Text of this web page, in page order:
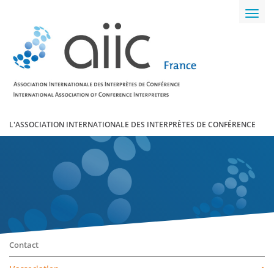
L'ASSOCIATION INTERNATIONALE DES INTERPRÈTES DE CONFÉRENCE
Contact